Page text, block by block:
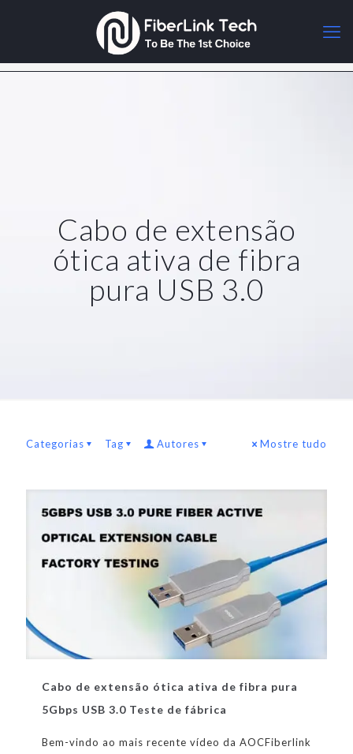
Cabo de extensão
ótica ativa de fibra
pura USB 3.0
Categorias Tag Autores Mostre tudo
Cabo de extensão ótica ativa de fibra pura
5Gbps USB 3.0 Teste de fábrica
Bem-vindo ao mais recente vídeo da AOCFiberlink